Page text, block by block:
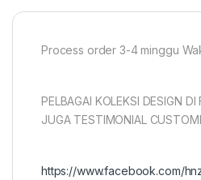
Process order 3-4 minggu
PELBAGAI KOLEKSI DESIGN
JUGA TESTIMONIAL
https://www.facebook.com/